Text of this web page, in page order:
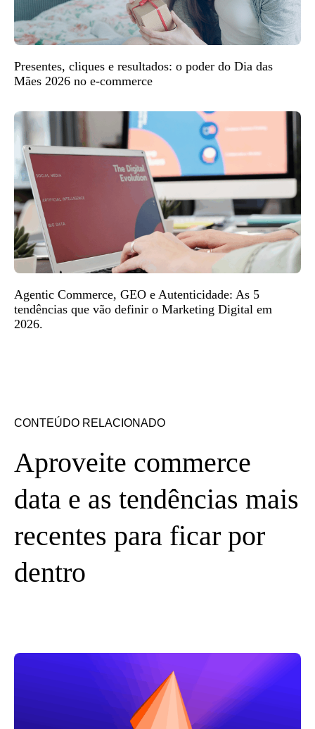
Presentes, cliques e resultados: o poder do Dia das
Mães 2026 no e-commerce
Agentic Commerce, GEO e Autenticidade: As 5
tendências que vão definir o Marketing Digital em
2026.
CONTEÚDO RELACIONADO
Aproveite commerce
data e as tendências mais
recentes para ficar por
dentro